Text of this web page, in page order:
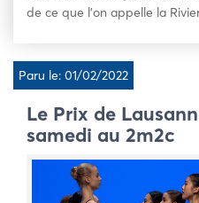
de ce que l’on appelle la
Paru le: 01/02/2022
Le Prix de
samedi au 2m2c